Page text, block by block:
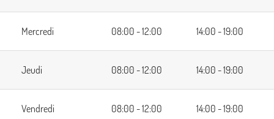
Mercredi 08:00 - 12:00 14:00 - 19:00
Jeudi 08:00 - 12:00 14:00 - 19:00
Vendredi 08:00 - 12:00 14:00 - 19:00